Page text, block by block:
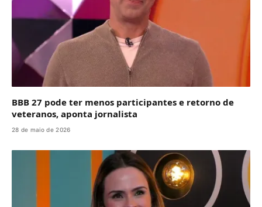
BBB 27 pode ter menos participantes e retorno de
veteranos, aponta jornalista
28 de maio de 2026